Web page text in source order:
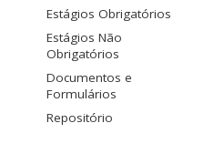
Estágios Obrigatórios
Estágios Não
Obrigatórios
Documentos e
Formulários
Repositório